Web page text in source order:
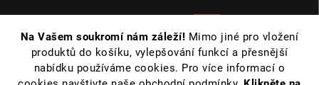
Na Vašem soukromí nám záleží! Mimo jiné pro vložení
produktů do košíku, vylepšování funkcí a přesnější
nabídku používáme cookies. Pro více informací o